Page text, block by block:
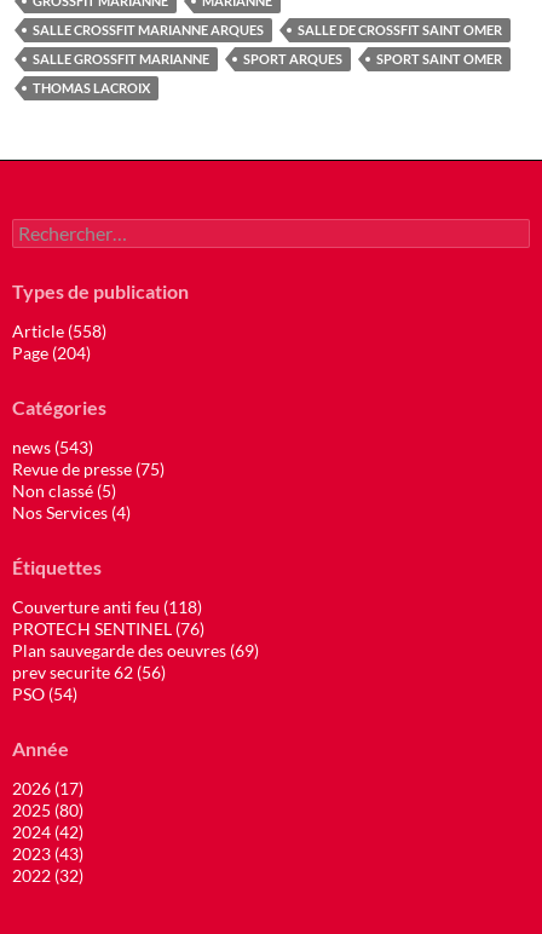
SALLE CROSSFIT MARIANNE ARQUES
SALLE DE CROSSFIT SAINT OMER
SALLE GROSSFIT MARIANNE
SPORT ARQUES
SPORT SAINT OMER
THOMAS LACROIX
Rechercher :
Types de publication
Article (558)
Page (204)
Catégories
news (543)
Revue de presse (75)
Non classé (5)
Nos Services (4)
Étiquettes
Couverture anti feu (118)
PROTECH SENTINEL (76)
Plan sauvegarde des oeuvres (69)
prev securite 62 (56)
PSO (54)
Année
2026 (17)
2025 (80)
2024 (42)
2023 (43)
2022 (32)